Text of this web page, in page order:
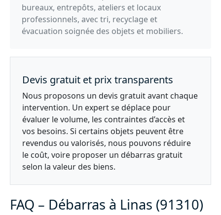
bureaux, entrepôts, ateliers et locaux
professionnels, avec tri, recyclage et
évacuation soignée des objets et mobiliers.
Devis gratuit et prix transparents
Nous proposons un devis gratuit avant chaque
intervention. Un expert se déplace pour
évaluer le volume, les contraintes d’accès et
vos besoins. Si certains objets peuvent être
revendus ou valorisés, nous pouvons réduire
le coût, voire proposer un débarras gratuit
selon la valeur des biens.
FAQ – Débarras à Linas (91310)